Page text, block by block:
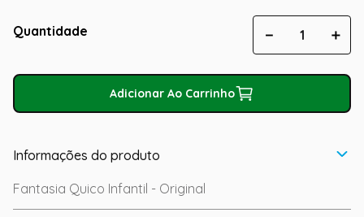
Quantidade ＋
－
Adicionar Ao Carrinho
Informações do produto
Fantasia Quico Infantil - Original